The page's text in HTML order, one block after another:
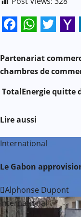
N
a
v
i
g
t
i
Partenariat
chambres de
TotalEnergie quitte
Lire aussi
International
Le Gabon
Alphonse Dupont
International